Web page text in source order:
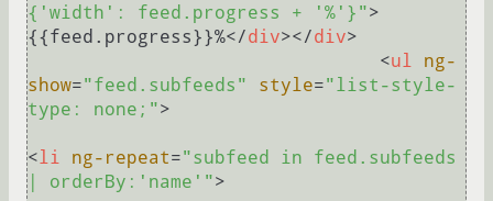
{'width': feed.progress + '%'}">
{{feed.progress}}%</div></div>
<ul
ng-
show="feed.subfeeds" style="list-style-
type: none;">
<li ng-repeat="subfeed in feed.subfeeds
| orderBy:'name'">